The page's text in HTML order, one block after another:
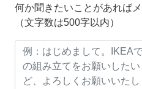
何か聞きたいことがあれば
（文字数は500字以内）